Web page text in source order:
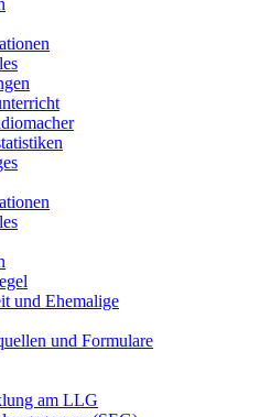
und Ehemalige
und Formulare
am LLG